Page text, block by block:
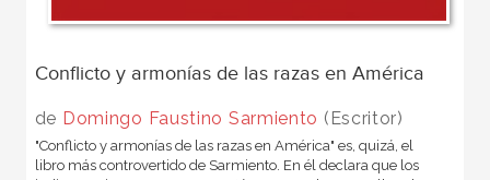
Conflicto y armonías de las razas en América
de Domingo Faustino Sarmiento (Escritor)
"Conflicto y armonías de las razas en América" es, quizá, el
libro más controvertido de Sarmiento. En él declara que los